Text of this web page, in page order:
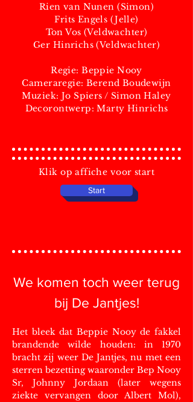
Rien van Nunen (Simon)
Frits Engels (Jelle)
Ton Vos (Veldwachter)
Ger Hinrichs (Veldwachter)
Regie: Beppie Nooy
Cameraregie: Berend Boudewijn
Muziek: Jo Spiers / Simon Haley
Decorontwerp: Marty Hinrichs
Klik op affiche voor start
Start
We komen toch weer terug
bij De Jantjes!
Het bleek dat Beppie Nooy de fakkel
brandende wilde houden: in 1970
bracht zij weer De Jantjes, nu met een
sterren bezetting waaronder Bep Nooy
Sr, Johnny Jordaan (later wegens
ziekte vervangen door Albert Mol),